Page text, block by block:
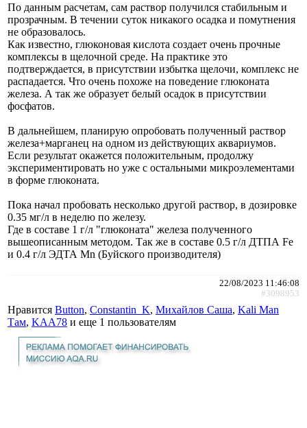
По данным расчетам, сам раствор получился стабильным и
прозрачным. В течении суток никакого осадка и помутнения
не образовалось.
Как известно, глюконовая кислота создает очень прочные
комплексы в щелочной среде. На практике это
подтверждается, в присутствии избытка щелочи, комплекс не
распадается. Что очень похоже на поведение глюконата
железа. А так же образует белый осадок в присутствии
фосфатов.
В дальнейшем, планирую опробовать полученный раствор
железа+марганец на одном из действующих аквариумов.
Если результат окажется положительным, продолжу
экспериментировать но уже с остальными микроэлементами
в форме глюконата.
Пока начал пробовать несколько другой раствор, в дозировке
0.35 мг/л в неделю по железу.
Где в составе 1 г/л "глюконата" железа полученного
вышеописанным методом. Так же в составе 0.5 г/л ДТПА Fe
и 0.4 г/л ЭДТА Mn (Буйского производителя)
22/08/2023 11:46:08
#3098953
Нравится Button, Constantin_K, Михайлов Саша, Kali Man
Там, KAA78 и еще 1 пользователям